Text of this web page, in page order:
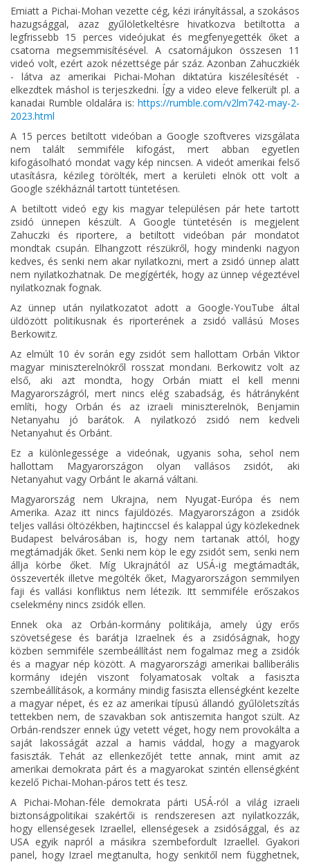
Emiatt a Pichai-Mohan vezette cég, kézi irányítással, a szokásos
hazugsággal, azaz gyűlöletkeltésre hivatkozva betiltotta a
legfrissebb 15 perces videójukat és megfenyegették őket a
csatorna megsemmisítésével. A csatornájukon összesen 11
videó volt, ezért azok nézettsége pár száz. Azonban Zahuczkiék
- látva az amerikai Pichai-Mohan diktatúra kiszélesítését -
elkezdtek máshol is terjeszkedni. Így a video eleve felkerült pl. a
kanadai Rumble oldalára is: https://rumble.com/v2lm742-may-2-
2023.html
A 15 perces betiltott videóban a Google szoftveres vizsgálata
nem talált semmiféle kifogást, mert abban egyetlen
kifogásolható mondat vagy kép nincsen. A videót amerikai felső
utasításra, kézileg törölték, mert a kerületi elnök ott volt a
Google székháznál tartott tüntetésen.
A betiltott videó egy kis magyar településen pár hete tartott
zsidó ünnepen készült. A Google tüntetésén is megjelent
Zahuczki és riportere, a betiltott videóban pár mondatot
mondtak csupán. Elhangzott részükről, hogy mindenki nagyon
kedves, és senki nem akar nyilatkozni, mert a zsidó ünnep alatt
nem nyilatkozhatnak. De megígérték, hogy az ünnep végeztével
nyilatkoznak fognak.
Az ünnep után nyilatkozatot adott a Google-YouTube által
üldözött politikusnak és riporterének a zsidó vallású Moses
Berkowitz.
Az elmúlt 10 év során egy zsidót sem hallottam Orbán Viktor
magyar miniszterelnökről rosszat mondani. Berkowitz volt az
első, aki azt mondta, hogy Orbán miatt el kell menni
Magyarországról, mert nincs elég szabadság, és hátrányként
említi, hogy Orbán és az izraeli miniszterelnök, Benjamin
Netanyahu jó barátok. A nyilatkozó zsidó nem kedveli
Netanyahut és Orbánt.
Ez a különlegessége a videónak, ugyanis soha, sehol nem
hallottam Magyarországon olyan vallásos zsidót, aki
Netanyahut vagy Orbánt le akarná váltani.
Magyarország nem Ukrajna, nem Nyugat-Európa és nem
Amerika. Azaz itt nincs fajüldözés. Magyarországon a zsidók
teljes vallási öltözékben, hajtinccsel és kalappal úgy közlekednek
Budapest belvárosában is, hogy nem tartanak attól, hogy
megtámadják őket. Senki nem köp le egy zsidót sem, senki nem
állja körbe őket. Míg Ukrajnától az USÁ-ig megtámadták,
összeverték illetve megölték őket, Magyarországon semmilyen
faji és vallási konfliktus nem létezik. Itt semmiféle erőszakos
cselekmény nincs zsidók ellen.
Ennek oka az Orbán-kormány politikája, amely úgy erős
szövetségese és barátja Izraelnek és a zsidóságnak, hogy
közben semmiféle szembeállítást nem fogalmaz meg a zsidók
és a magyar nép között. A magyarországi amerikai balliberális
kormány idején viszont folyamatosak voltak a fasiszta
szembeállítások, a kormány mindig fasiszta ellenségként kezelte
a magyar népet, és ez az amerikai típusú állandó gyűlöletszítás
tettekben nem, de szavakban sok antiszemita hangot szült. Az
Orbán-rendszer ennek úgy vetett véget, hogy nem provokálta a
saját lakosságát azzal a hamis váddal, hogy a magyarok
fasiszták. Tehát az ellenkezőjét tette annak, mint amit az
amerikai demokrata párt és a magyarokat szintén ellenségként
kezelő Pichai-Mohan-páros tett és tesz.
A Pichai-Mohan-féle demokrata párti USÁ-ról a világ izraeli
biztonságpolitikai szakértői is rendszeresen azt nyilatkozzák,
hogy ellenségesek Izraellel, ellenségesek a zsidósággal, és az
USA egyik napról a másikra szembefordult Izraellel. Gyakori
panel, hogy Izrael megtanulta, hogy senkitől nem függhetnek,